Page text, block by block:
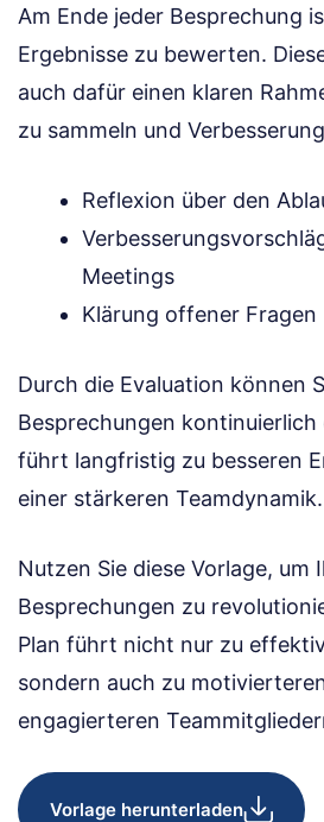
Am Ende jeder Besprechung
Ergebnisse zu bewerten.
auch dafür einen klaren
zu sammeln und
Reflexion über den
Meetings
Klärung offener Fragen
Durch die Evaluation können
Besprechungen kontinuierlich
führt langfristig zu besseren
einer stärkeren Teamdynamik.
Nutzen Sie diese Vorlage, um
Besprechungen zu
Plan führt nicht nur zu
sondern auch zu
engagierteren
Vorlage herunterladen